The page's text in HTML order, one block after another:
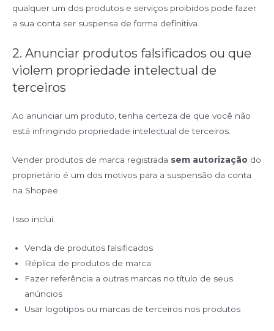
qualquer um dos produtos e serviços proibidos pode fazer
a sua conta ser suspensa de forma definitiva.
2. Anunciar produtos falsificados ou que
violem propriedade intelectual de
terceiros
Ao anunciar um produto, tenha certeza de que você não
está infringindo propriedade intelectual de terceiros.
Vender produtos de marca registrada sem autorização do
proprietário é um dos motivos para a suspensão da conta
na Shopee.
Isso inclui:
Venda de produtos falsificados
Réplica de produtos de marca
Fazer referência a outras marcas no título de seus
anúncios
Usar logotipos ou marcas de terceiros nos produtos